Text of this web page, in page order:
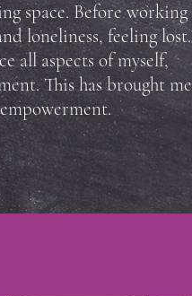
space. Before working
loneliness, feeling lost.
all aspects of myself,
This has brought me